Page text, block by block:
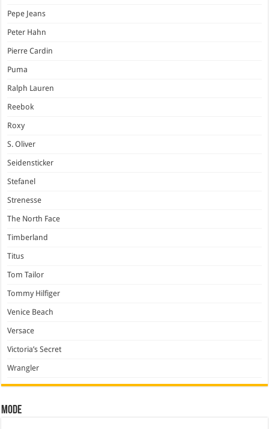
Pepe Jeans
Peter Hahn
Pierre Cardin
Puma
Ralph Lauren
Reebok
Roxy
S. Oliver
Seidensticker
Stefanel
Strenesse
The North Face
Timberland
Titus
Tom Tailor
Tommy Hilfiger
Venice Beach
Versace
Victoria’s Secret
Wrangler
Mode